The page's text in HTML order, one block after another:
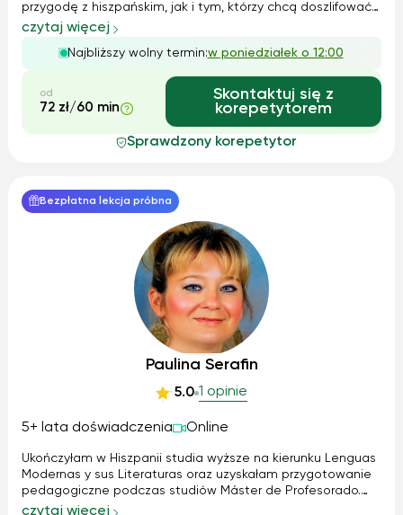
przygodę z hiszpańskim, jak i tym, którzy chcą doszlifować
swoje umiejętności przed egzaminem lub wyjazdem za
granicę. Na moich zajęciach stawiam na przyjazną
atmosferę, komunikację i praktyczne użycie ję...
czytaj więcej
Najbliższy wolny termin:w poniedziałek o 12:00
od
72 zł/60 min
Skontaktuj się z
korepetytorem
Sprawdzony korepetytor
Bezpłatna lekcja próbna
Paulina Serafin
5.0 1 opinie
5+ lata doświadczenia Online
Ukończyłam w Hiszpanii studia wyższe na kierunku Lenguas
Modernas y sus Literaturas oraz uzyskałam przygotowanie
pedagogiczne podczas studiów Máster de Profesorado.
Pracowałam w szkole języków obcych w Hiszpanii, gdzie
czytaj więcej